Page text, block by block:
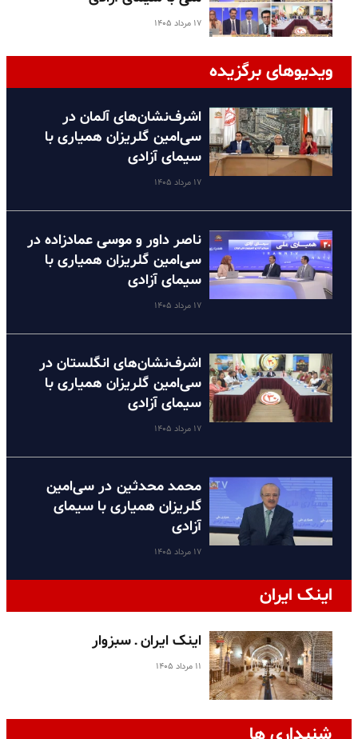
۱۷ مرداد ۱۴۰۵
ویدیوهای برگزیده
اشرف‌نشان‌های آلمان در
سی‌امین گلریزان همیاری با
سیمای آزادی
۱۷ مرداد ۱۴۰۵
ناصر داور و موسی عمادزاده در
سی‌امین گلریزان همیاری با
سیمای آزادی
۱۷ مرداد ۱۴۰۵
اشرف‌نشان‌های انگلستان در
سی‌امین گلریزان همیاری با
سیمای آزادی
۱۷ مرداد ۱۴۰۵
محمد محدثین در سی‌امین
گلریزان همیاری با سیمای
آزادی
۱۷ مرداد ۱۴۰۵
اینک ایران
اینک ایران ـ سبزوار
۱۱ مرداد ۱۴۰۵